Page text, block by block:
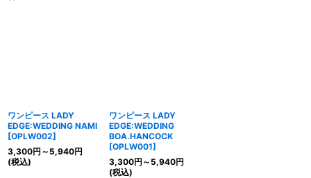
ワンピース LADY
EDGE:WEDDING NAMI
[OPLW002]
3,300円 ～5,940円
(税込)
ワンピース LADY
EDGE:WEDDING
BOA.HANCOCK
[OPLW001]
3,300円 ～5,940円
(税込)